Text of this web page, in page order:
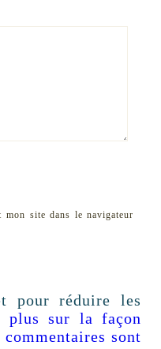
mon site dans le navigateur
pour réduire les
plus sur la façon
sont